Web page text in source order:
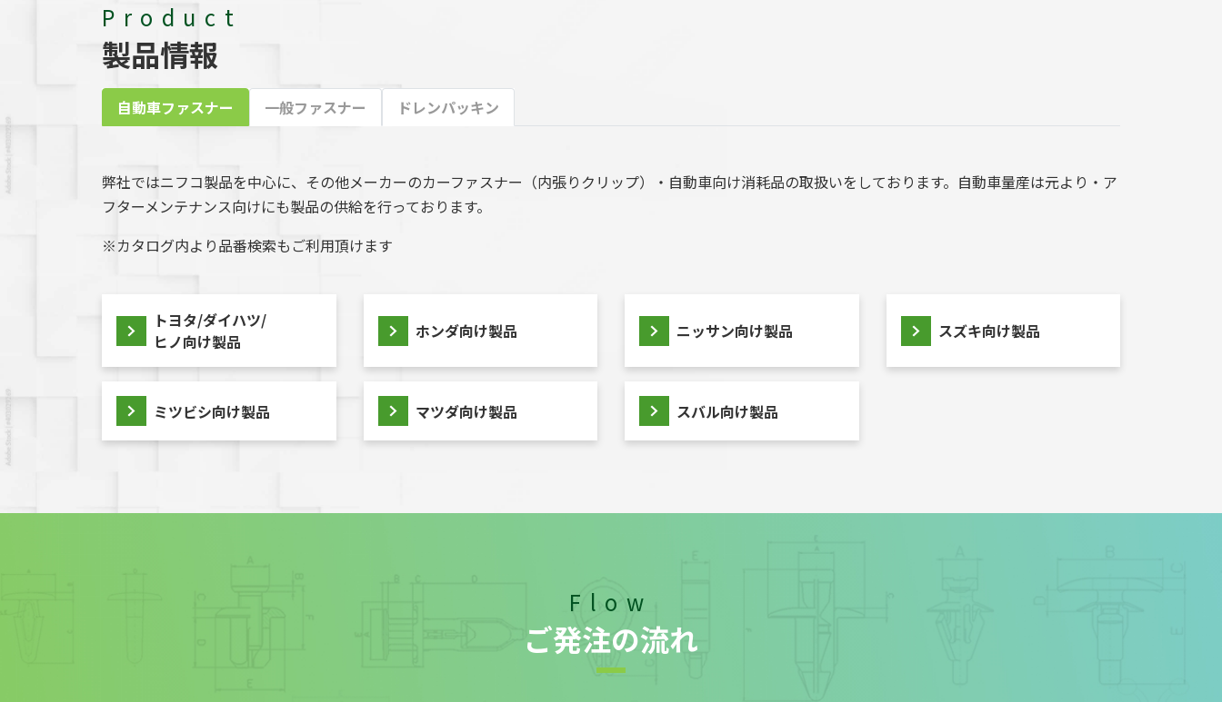
Product
製品情報
自動車ファスナー 一般ファスナー ドレンパッキン
弊社ではニフコ製品を中心に、その他メーカーのカーファスナー（内張りクリップ）・自動車向け消耗品の取扱いをしております。自動車量産は元より・ア
フターメンテナンス向けにも製品の供給を行っております。
※カタログ内より品番検索もご利用頂けます
トヨタ/ダイハツ/
ヒノ向け製品
ホンダ向け製品 ニッサン向け製品 スズキ向け製品
ミツビシ向け製品 マツダ向け製品 スバル向け製品
Flow
ご発注の流れ